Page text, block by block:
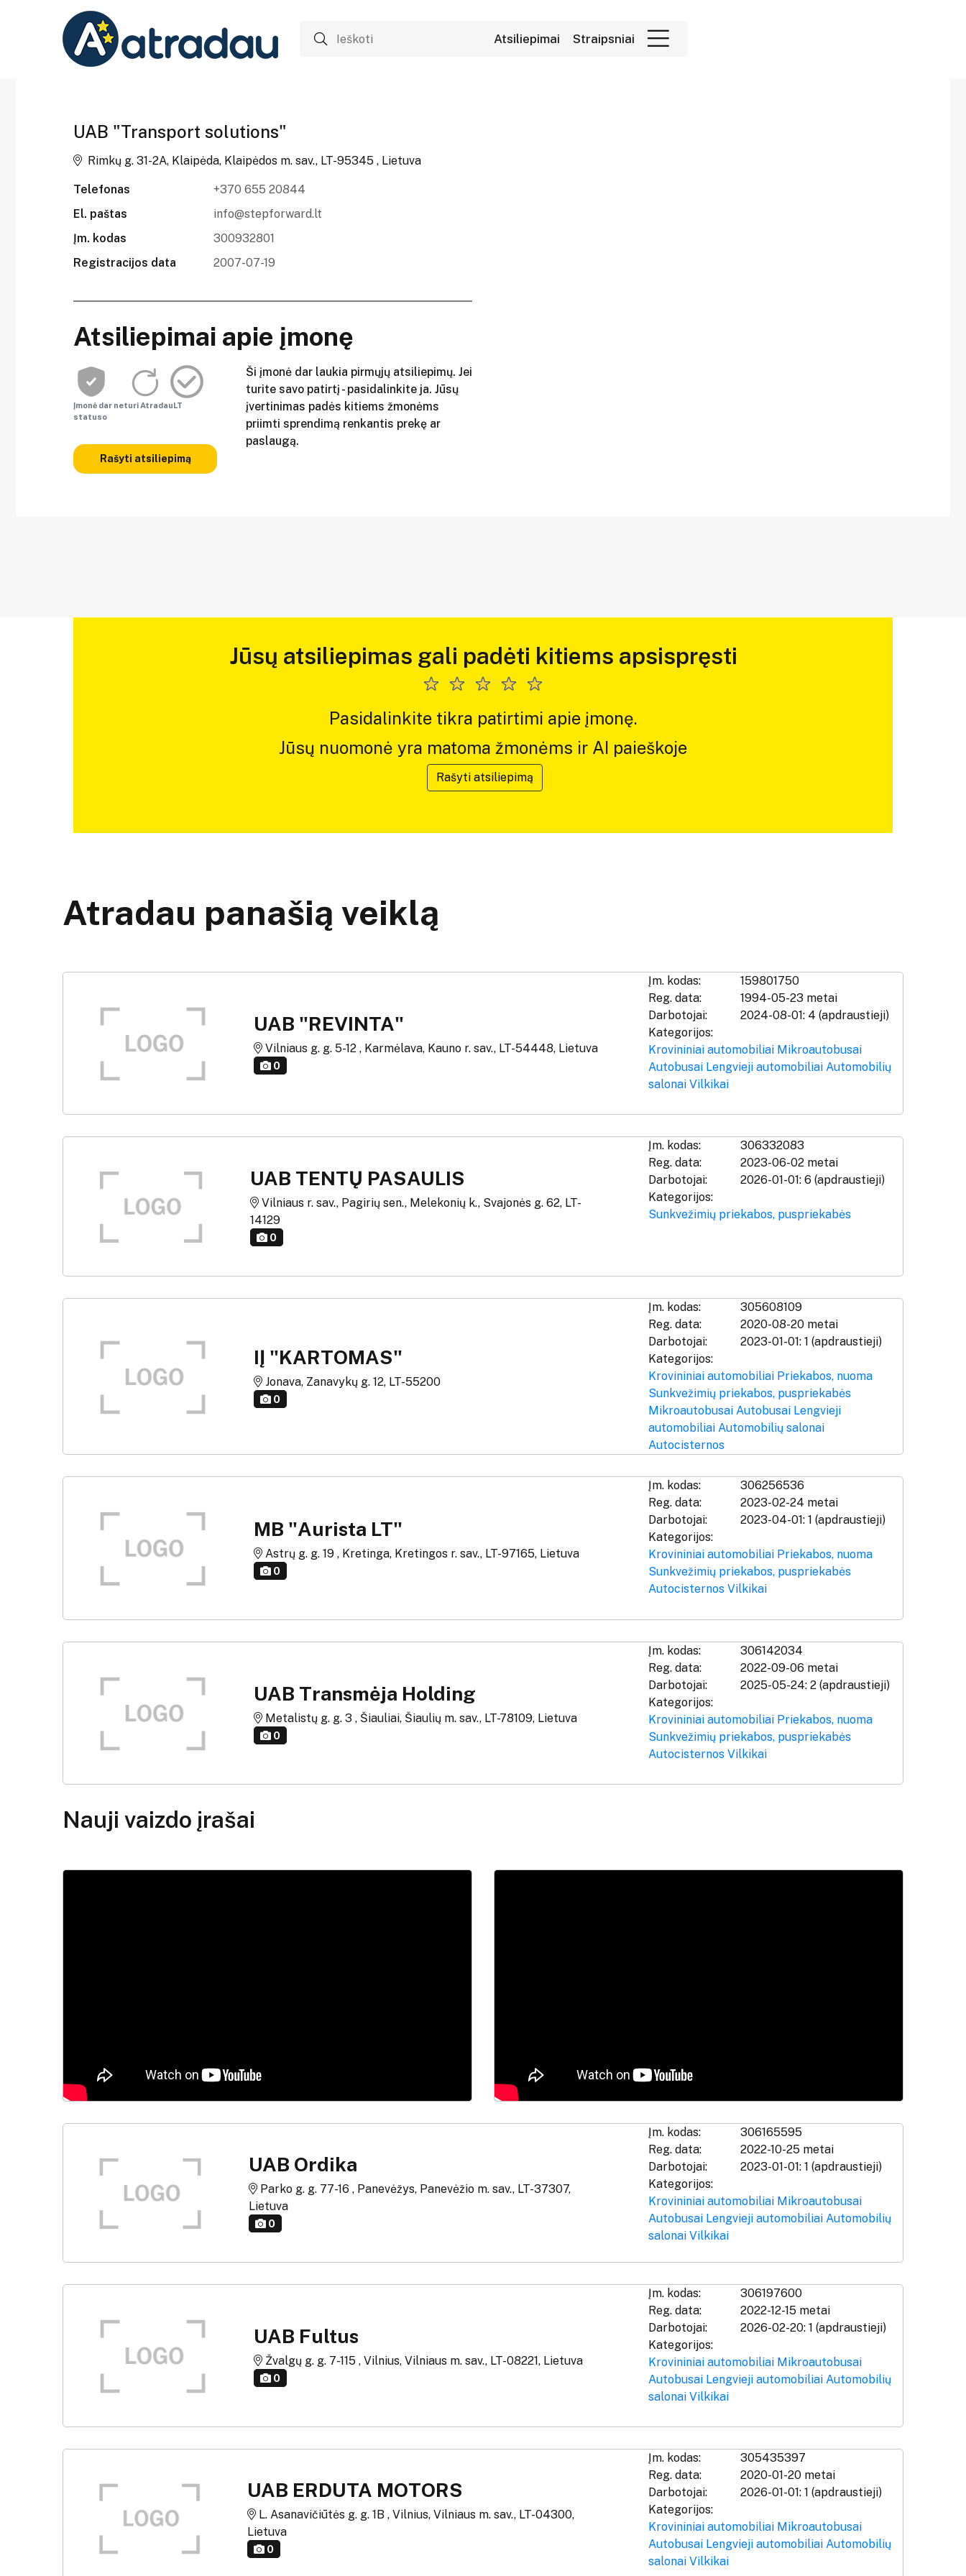
Atsiliepimai Straipsniai
UAB "Transport solutions"
Rimkų g. 31-2A, Klaipėda, Klaipėdos m. sav., LT-95345 , Lietuva
Telefonas
+370 655 20844
El. paštas
info@stepforward.lt
Įm. kodas
300932801
Registracijos data
2007-07-19
Atsiliepimai apie įmonę
Įmonė dar neturi AtradauLT
statuso
Rašyti atsiliepimą
Ši įmonė dar laukia pirmųjų atsiliepimų. Jei
turite savo patirtį - pasidalinkite ja. Jūsų
įvertinimas padės kitiems žmonėms
priimti sprendimą renkantis prekę ar
paslaugą.
Jūsų atsiliepimas gali padėti kitiems apsispręsti
Pasidalinkite tikra patirtimi apie įmonę.
Jūsų nuomonė yra matoma žmonėms ir AI paieškoje
Rašyti atsiliepimą
Atradau panašią veiklą
UAB "REVINTA"
Vilniaus g. g. 5-12 , Karmėlava, Kauno r. sav., LT-54448, Lietuva
0
Įm. kodas:
159801750
Reg. data:
1994-05-23 metai
Darbotojai:
2024-08-01: 4 (apdraustieji)
Kategorijos:
Krovininiai automobiliai Mikroautobusai
Autobusai Lengvieji automobiliai Automobilių
salonai Vilkikai
UAB TENTŲ PASAULIS
Vilniaus r. sav., Pagirių sen., Melekonių k., Svajonės g. 62, LT-
14129
0
Įm. kodas:
306332083
Reg. data:
2023-06-02 metai
Darbotojai:
2026-01-01: 6 (apdraustieji)
Kategorijos:
Sunkvežimių priekabos, puspriekabės
IĮ "KARTOMAS"
Jonava, Zanavykų g. 12, LT-55200
0
Įm. kodas:
305608109
Reg. data:
2020-08-20 metai
Darbotojai:
2023-01-01: 1 (apdraustieji)
Kategorijos:
Krovininiai automobiliai Priekabos, nuoma
Sunkvežimių priekabos, puspriekabės
Mikroautobusai Autobusai Lengvieji
automobiliai Automobilių salonai
Autocisternos
MB "Aurista LT"
Astrų g. g. 19 , Kretinga, Kretingos r. sav., LT-97165, Lietuva
0
Įm. kodas:
306256536
Reg. data:
2023-02-24 metai
Darbotojai:
2023-04-01: 1 (apdraustieji)
Kategorijos:
Krovininiai automobiliai Priekabos, nuoma
Sunkvežimių priekabos, puspriekabės
Autocisternos Vilkikai
UAB Transmėja Holding
Metalistų g. g. 3 , Šiauliai, Šiaulių m. sav., LT-78109, Lietuva
0
Įm. kodas:
306142034
Reg. data:
2022-09-06 metai
Darbotojai:
2025-05-24: 2 (apdraustieji)
Kategorijos:
Krovininiai automobiliai Priekabos, nuoma
Sunkvežimių priekabos, puspriekabės
Autocisternos Vilkikai
Nauji vaizdo įrašai
UAB Ordika
Parko g. g. 77-16 , Panevėžys, Panevėžio m. sav., LT-37307,
Lietuva
0
Įm. kodas:
306165595
Reg. data:
2022-10-25 metai
Darbotojai:
2023-01-01: 1 (apdraustieji)
Kategorijos:
Krovininiai automobiliai Mikroautobusai
Autobusai Lengvieji automobiliai Automobilių
salonai Vilkikai
UAB Fultus
Žvalgų g. g. 7-115 , Vilnius, Vilniaus m. sav., LT-08221, Lietuva
0
Įm. kodas:
306197600
Reg. data:
2022-12-15 metai
Darbotojai:
2026-02-20: 1 (apdraustieji)
Kategorijos:
Krovininiai automobiliai Mikroautobusai
Autobusai Lengvieji automobiliai Automobilių
salonai Vilkikai
UAB ERDUTA MOTORS
L. Asanavičiūtės g. g. 1B , Vilnius, Vilniaus m. sav., LT-04300,
Lietuva
0
Įm. kodas:
305435397
Reg. data:
2020-01-20 metai
Darbotojai:
2026-01-01: 1 (apdraustieji)
Kategorijos:
Krovininiai automobiliai Mikroautobusai
Autobusai Lengvieji automobiliai Automobilių
salonai Vilkikai